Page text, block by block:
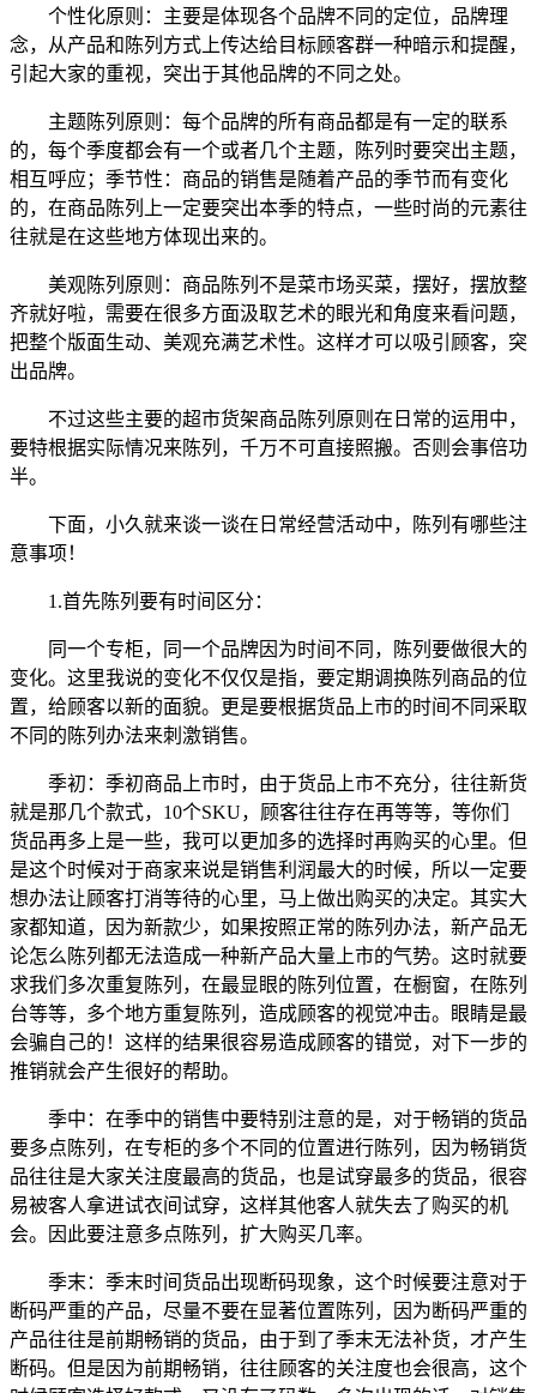
个性化原则：主要是体现各个品牌不同的定位，品牌理
念，从产品和陈列方式上传达给目标顾客群一种暗示和提醒，
引起大家的重视，突出于其他品牌的不同之处。
主题陈列原则：每个品牌的所有商品都是有一定的联系
的，每个季度都会有一个或者几个主题，陈列时要突出主题，
相互呼应；季节性：商品的销售是随着产品的季节而有变化
的，在商品陈列上一定要突出本季的特点，一些时尚的元素往
往就是在这些地方体现出来的。
美观陈列原则：商品陈列不是菜市场买菜，摆好，摆放整
齐就好啦，需要在很多方面汲取艺术的眼光和角度来看问题，
把整个版面生动、美观充满艺术性。这样才可以吸引顾客，突
出品牌。
不过这些主要的超市货架商品陈列原则在日常的运用中，
要特根据实际情况来陈列，千万不可直接照搬。否则会事倍功
半。
下面，小久就来谈一谈在日常经营活动中，陈列有哪些注
意事项！
1.首先陈列要有时间区分：
同一个专柜，同一个品牌因为时间不同，陈列要做很大的
变化。这里我说的变化不仅仅是指，要定期调换陈列商品的位
置，给顾客以新的面貌。更是要根据货品上市的时间不同采取
不同的陈列办法来刺激销售。
季初：季初商品上市时，由于货品上市不充分，往往新货
就是那几个款式，10个SKU，顾客往往存在再等等，等你们
货品再多上是一些，我可以更加多的选择时再购买的心里。但
是这个时候对于商家来说是销售利润最大的时候，所以一定要
想办法让顾客打消等待的心里，马上做出购买的决定。其实大
家都知道，因为新款少，如果按照正常的陈列办法，新产品无
论怎么陈列都无法造成一种新产品大量上市的气势。这时就要
求我们多次重复陈列，在最显眼的陈列位置，在橱窗，在陈列
台等等，多个地方重复陈列，造成顾客的视觉冲击。眼睛是最
会骗自己的！这样的结果很容易造成顾客的错觉，对下一步的
推销就会产生很好的帮助。
季中：在季中的销售中要特别注意的是，对于畅销的货品
要多点陈列，在专柜的多个不同的位置进行陈列，因为畅销货
品往往是大家关注度最高的货品，也是试穿最多的货品，很容
易被客人拿进试衣间试穿，这样其他客人就失去了购买的机
会。因此要注意多点陈列，扩大购买几率。
季末：季末时间货品出现断码现象，这个时候要注意对于
断码严重的产品，尽量不要在显著位置陈列，因为断码严重的
产品往往是前期畅销的货品，由于到了季末无法补货，才产生
断码。但是因为前期畅销，往往顾客的关注度也会很高，这个